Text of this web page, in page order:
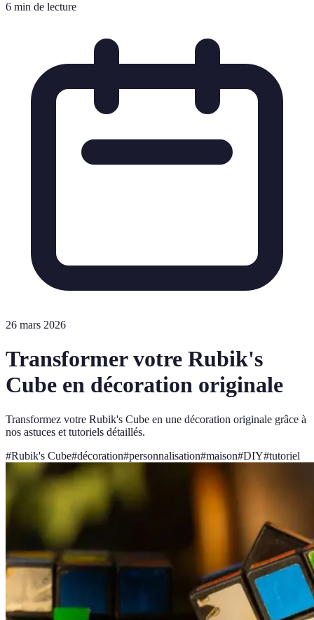
6 min de lecture
26 mars 2026
Transformer votre Rubik's
Cube en décoration originale
Transformez votre Rubik's Cube en une décoration originale grâce à
nos astuces et tutoriels détaillés.
#Rubik's Cube#décoration#personnalisation#maison#DIY#tutoriel